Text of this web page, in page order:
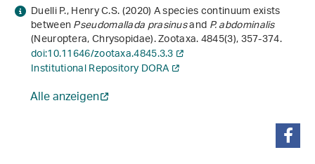
Duelli P., Henry C.S. (2020) A species continuum exists
betweenPseudomalladaprasinusandP. abdominalis
(Neuroptera, Chrysopidae). Zootaxa.4845(3), 357-374.
doi:10.11646/zootaxa.4845.3.3
Institutional Repository DORA
Alle anzeigen